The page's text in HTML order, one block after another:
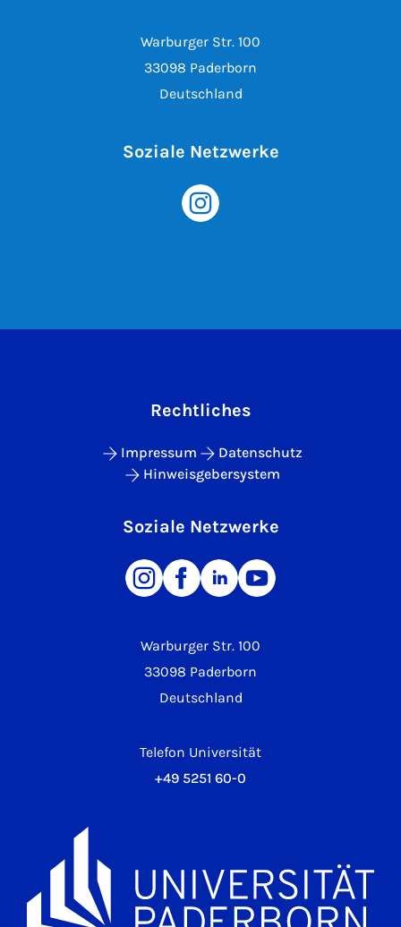
Warburger Str. 100
33098 Paderborn
Deutschland
Soziale Netzwerke
Warburger Str. 100
33098 Paderborn
Deutschland
Telefon Universität
+49 5251 60-0
Rechtliches
Impressum
Datenschutz
Hinweisgebersystem
Soziale Netzwerke